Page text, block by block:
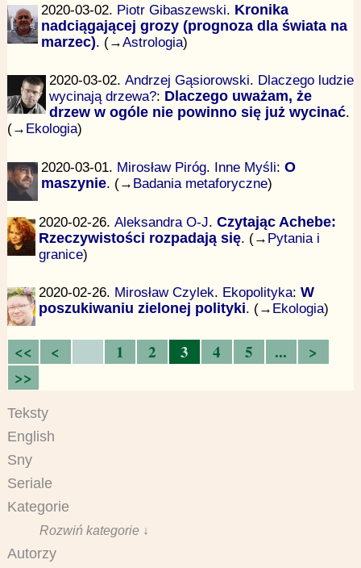
2020-03-02. Piotr Gibaszewski. Kronika
nadciągającej grozy (prognoza dla świata na
marzec). (→Astrologia)
2020-03-02. Andrzej Gąsiorowski. Dlaczego ludzie
wycinają drzewa?: Dlaczego uważam, że
drzew w ogóle nie powinno się już wycinać.
(→ Ekologia)
2020-03-01. Mirosław Piróg. Inne Myśli: O
maszynie. (→ Badania metaforyczne)
2020-02-26.Aleksandra O-J.Czytając Achebe:
Rzeczywistości rozpadają się. (→ Pytania i
granice)
2020-02-26. Mirosław Czylek. Ekopolityka: W
poszukiwaniu zielonej polityki. (→ Ekologia)
<< < 1 2 3 4 5 ...
>
>>
Teksty
English
Sny
Seriale
Kategorie
Rozwiń kategorie ↓
Autorzy